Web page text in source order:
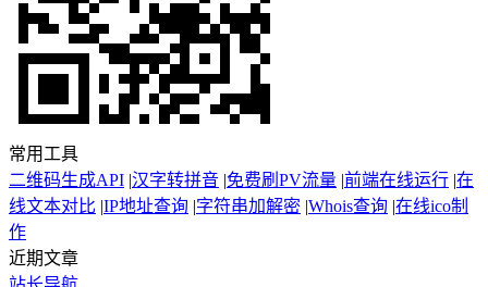
常用工具
二维码生成API |汉字转拼音 |免费刷PV流量 |前端在线运行 |在
线文本对比 |IP地址查询 |字符串加解密 |Whois查询 |在线ico制
作
近期文章